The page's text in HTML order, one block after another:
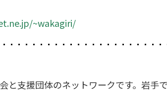
~wakagiri/
と支援団体のネットワークです。岩手